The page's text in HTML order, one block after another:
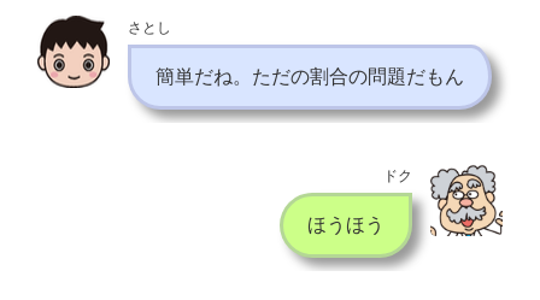
さとし
簡単だね。ただの割合の問題だもん
ドク
ほうほう